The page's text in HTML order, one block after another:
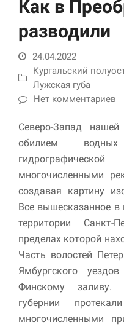
Как в
разводили
24.04.2022
Кургальский
Лужская губа
Нет комментариев
Северо-Запад
обилием
многочисленными
создавая картину
Все вышесказанное в
территории Санкт-
пределах которой
Часть волостей
Ямбургского
Финскому заливу.
губернии
многочисленными